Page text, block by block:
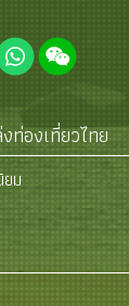
ท่องเที่ยวไทย
ยม